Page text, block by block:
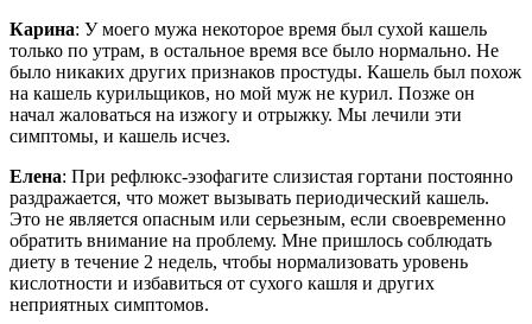
Карина: У моего мужа некоторое время был сухой кашель
только по утрам, в остальное время все было нормально. Не
было никаких других признаков простуды. Кашель был похож
на кашель курильщиков, но мой муж не курил. Позже он
начал жаловаться на изжогу и отрыжку. Мы лечили эти
симптомы, и кашель исчез.
Елена: При рефлюкс-эзофагите слизистая гортани постоянно
раздражается, что может вызывать периодический кашель.
Это не является опасным или серьезным, если своевременно
обратить внимание на проблему. Мне пришлось соблюдать
диету в течение 2 недель, чтобы нормализовать уровень
кислотности и избавиться от сухого кашля и других
неприятных симптомов.